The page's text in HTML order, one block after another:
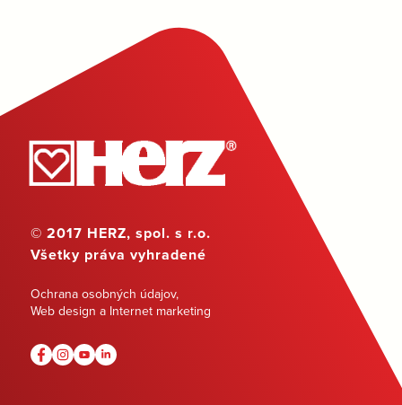
© 2017 HERZ, spol. s r.o.
Všetky práva vyhradené
Ochrana osobných údajov,
Web design a Internet marketing